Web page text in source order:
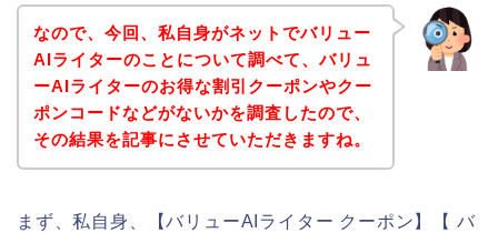
なので、今回、私自身がネットでバリュー
AIライターのことについて調べて、バリュ
ーAIライターのお得な割引クーポンやクー
ポンコードなどがないかを調査したので、
その結果を記事にさせていただきますね。
まず、私自身、【バリューAIライター クーポン】【 バ